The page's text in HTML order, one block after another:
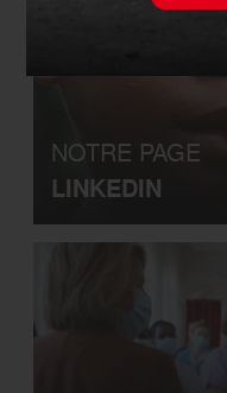
NOTRE PAGE
LINKEDIN